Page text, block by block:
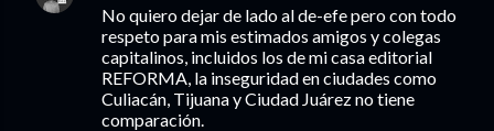
No quiero dejar de lado al de-efe pero con todo
respeto para mis estimados amigos y colegas
capitalinos, incluidos los de mi casa editorial
REFORMA, la inseguridad en ciudades como
Culiacán, Tijuana y Ciudad Juárez no tiene
comparación.